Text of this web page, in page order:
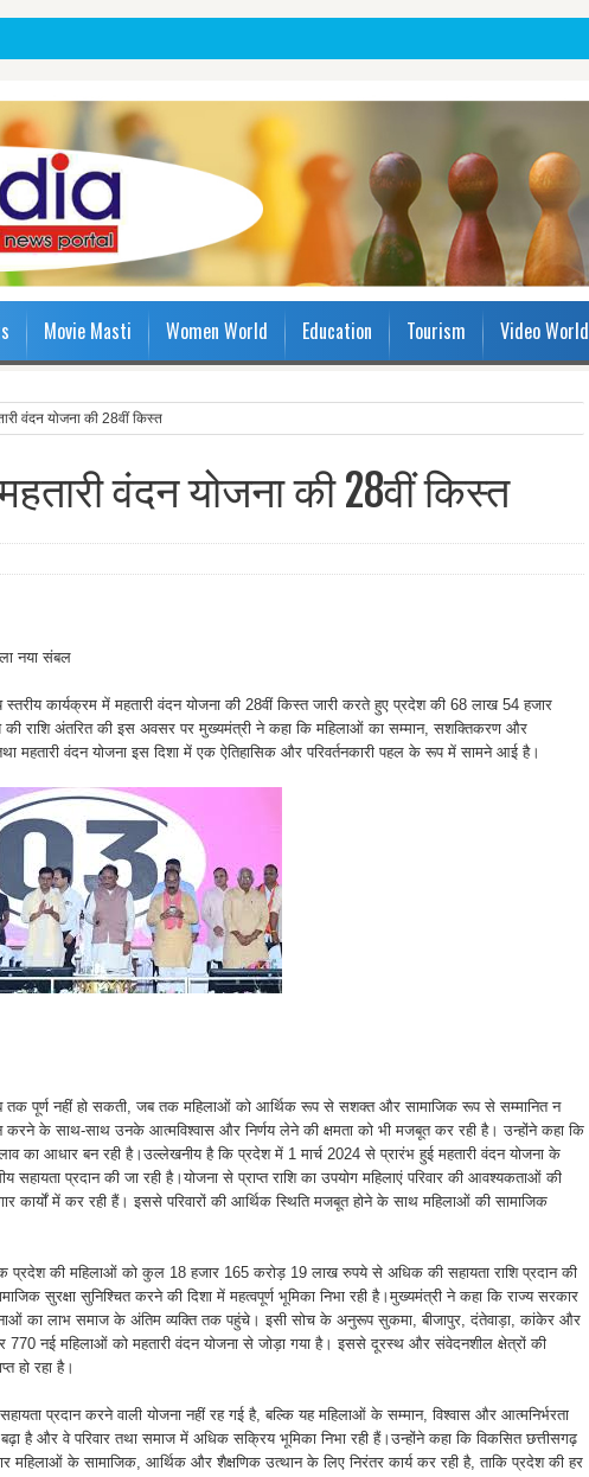
Movie Masti Women World Education Tourism Video World
वंदन योजना की 28वीं किस्त
वंदन योजना की 28वीं किस्त
नया संबल
कार्यक्रम में महतारी वंदन योजना की 28वीं किस्त जारी करते हुए प्रदेश की 68 लाख 54 हजार
राशि अंतरित की इस अवसर पर मुख्यमंत्री ने कहा कि महिलाओं का सम्मान, सशक्तिकरण और
महतारी वंदन योजना इस दिशा में एक ऐतिहासिक और परिवर्तनकारी पहल के रूप में सामने आई है।
तक पूर्ण नहीं हो सकती, जब तक महिलाओं को आर्थिक रूप से सशक्त और सामाजिक रूप से सम्मानित न
करने के साथ-साथ उनके आत्मविश्वास और निर्णय लेने की क्षमता को भी मजबूत कर रही है। उन्होंने कहा कि
का आधार बन रही है।उल्लेखनीय है कि प्रदेश में 1 मार्च 2024 से प्रारंभ हुई महतारी वंदन योजना के
सहायता प्रदान की जा रही है।योजना से प्राप्त राशि का उपयोग महिलाएं परिवार की आवश्यकताओं की
कार्यों में कर रही हैं। इससे परिवारों की आर्थिक स्थिति मजबूत होने के साथ महिलाओं की सामाजिक
प्रदेश की महिलाओं को कुल 18 हजार 165 करोड़ 19 लाख रुपये से अधिक की सहायता राशि प्रदान की
सुरक्षा सुनिश्चित करने की दिशा में महत्वपूर्ण भूमिका निभा रही है।मुख्यमंत्री ने कहा कि राज्य सरकार
का लाभ समाज के अंतिम व्यक्ति तक पहुंचे। इसी सोच के अनुरूप सुकमा, बीजापुर, दंतेवाड़ा, कांकेर और
770 नई महिलाओं को महतारी वंदन योजना से जोड़ा गया है। इससे दूरस्थ और संवेदनशील क्षेत्रों की
हो रहा है।
प्रदान करने वाली योजना नहीं रह गई है, बल्कि यह महिलाओं के सम्मान, विश्वास और आत्मनिर्भरता
है और वे परिवार तथा समाज में अधिक सक्रिय भूमिका निभा रही हैं।उन्होंने कहा कि विकसित छत्तीसगढ़
महिलाओं के सामाजिक, आर्थिक और शैक्षणिक उत्थान के लिए निरंतर कार्य कर रही है, ताकि प्रदेश की हर